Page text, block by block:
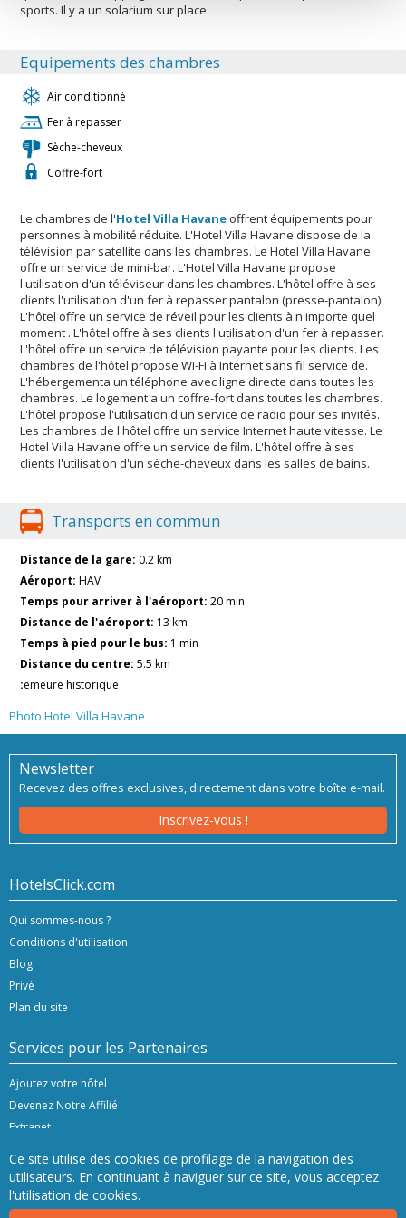
Ce site utilise des cookies de profilage de la navigation des
utilisateurs. En continuant à naviguer sur ce site, vous acceptez
l'utilisation de cookies.
sports. Il y a un solarium sur place.
Equipements des chambres
Air conditionné
Fer à repasser
Sèche-cheveux
Coffre-fort
Le chambres de l'Hotel Villa Havaneoffrent équipements pour
personnes à mobilité réduite. L'Hotel Villa Havane dispose de la
télévision par satellite dans les chambres. Le Hotel Villa Havane
offre un service de mini-bar. L'Hotel Villa Havane propose
l'utilisation d'un téléviseur dans les chambres. L'hôtel offre à ses
clients l'utilisation d'un fer à repasser pantalon (presse-pantalon).
L'hôtel offre un service de réveil pour les clients à n'importe quel
moment . L'hôtel offre à ses clients l'utilisation d'un fer à repasser.
L'hôtel offre un service de télévision payante pour les clients. Les
chambres de l'hôtel propose WI-FI à Internet sans fil service de.
L'hébergementa un téléphone avec ligne directe dans toutes les
chambres. Le logement a un coffre-fort dans toutes les chambres.
L'hôtel propose l'utilisation d'un service de radio pour ses invités.
Les chambres de l'hôtel offre un service Internet haute vitesse. Le
Hotel Villa Havane offre un service de film. L'hôtel offre à ses
clients l'utilisation d'un sèche-cheveux dans les salles de bains.
Transports en commun
Distance de la gare: 0.2 km
Aéroport: HAV
Temps pour arriver à l'aéroport: 20 min
Distance de l'aéroport: 13 km
Temps à pied pour le bus: 1 min
Distance du centre: 5.5 km
:emeure historique
Photo Hotel Villa Havane
Newsletter
Recevez des offres exclusives, directement dans votre boîte e-mail.
Inscrivez-vous !
HotelsClick.com
Qui sommes-nous ?
Conditions d'utilisation
Blog
Privé
Plan du site
Services pour les Partenaires
Ajoutez votre hôtel
Devenez Notre Affilié
Extranet